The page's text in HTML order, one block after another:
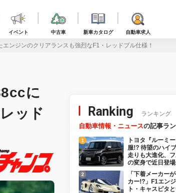
イベント 中古車 新車カタログ 自動車求人
ンジンのクリアランスも強烈なF1・レッドブル仕様！
に
ッド
Ranking ランキング
自動車情報・ニュースの記事ラ
トヨタ『ルーミ
服!? 待望のハイ
走りも大進化、
の変身で近日登
「下着メーカー
カー!?」F1エン
ト・キャスピタ